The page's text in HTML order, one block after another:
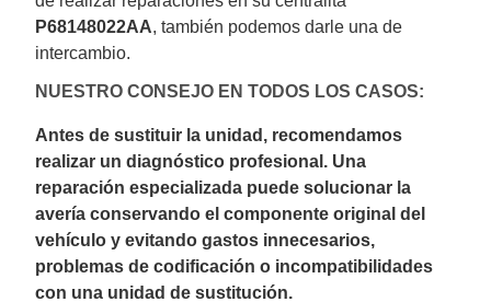
P68148022AA, también podemos darle una de
intercambio.
NUESTRO CONSEJO EN TODOS LOS CASOS:
Antes de sustituir la unidad, recomendamos
realizar un diagnóstico profesional. Una
reparación especializada puede solucionar la
avería conservando el componente original del
vehículo y evitando gastos innecesarios,
problemas de codificación o incompatibilidades
con una unidad de sustitución.